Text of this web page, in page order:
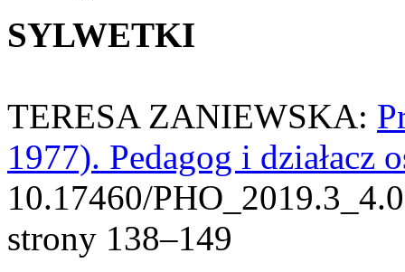
SYLWETKI
TERESA ZANIEWSKA:
1977). Pedagog i działacz
10.17460/
strony 138–149